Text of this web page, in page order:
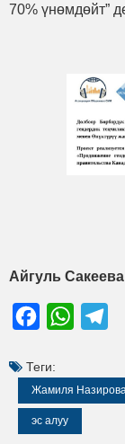
70% үнөмдөйт”
Айгуль Сакеева
Facebook
Теги:
Жамиля Назирова
эс алуу